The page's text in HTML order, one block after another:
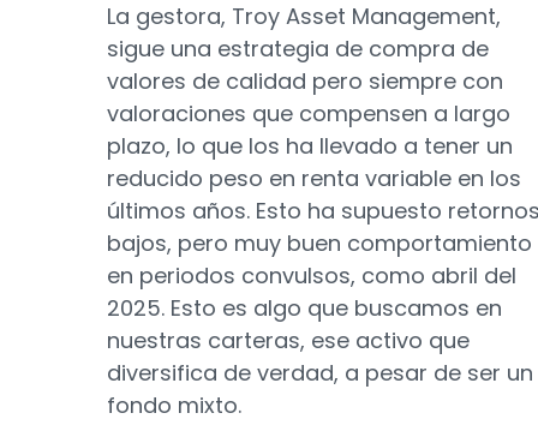
La gestora, Troy Asset Management,
sigue una estrategia de compra de
valores de calidad pero siempre con
valoraciones que compensen a largo
plazo, lo que los ha llevado a tener un
reducido peso en renta variable en los
últimos años. Esto ha supuesto
bajos, pero muy buen comportamiento
en periodos convulsos, como abril del
2025. Esto es algo que buscamos en
nuestras carteras, ese activo que
diversifica de verdad, a pesar de ser un
fondo mixto.